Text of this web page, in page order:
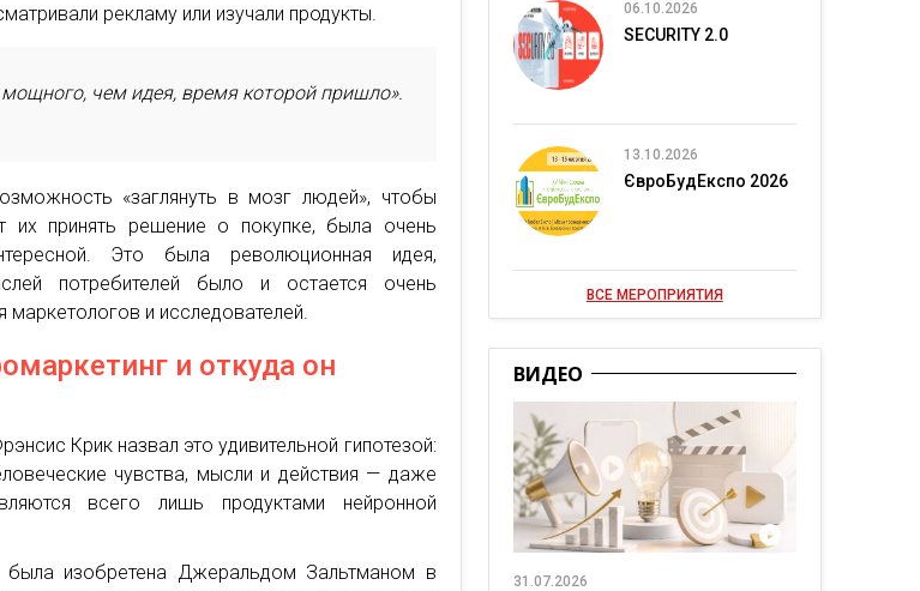
рекламу или изучали продукты.
мощного, чем идея, время которой пришло».
«заглянуть в мозг людей», чтобы
их принять решение о покупке, была очень
Это была революционная идея,
потребителей было и остается очень
и исследователей.
и откуда он
Крик назвал это удивительной гипотезой:
чувства, мысли и действия — даже
всего лишь продуктами нейронной
была изобретена Джеральдом Зальтманом в
06.10.2026
SECURITY 2.0
13.10.2026
ЄвроБудЕкспо 2026
ВСЕ МЕРОПРИЯТИЯ
ВИДЕО
31.07.2026